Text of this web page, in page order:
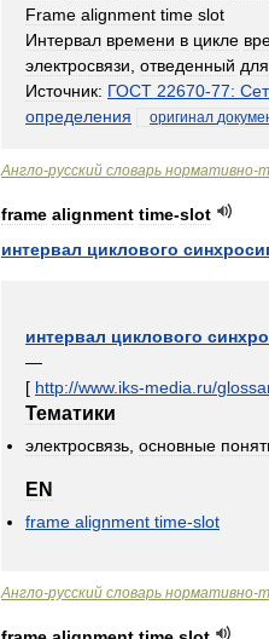
Frame alignment time slot
Интервал времени в цикле
электросвязи отведенный для
Источник: ГОСТ 22670-77:
определения
оригинал
Англо-русский словарь нормативно-
frame alignment time-slot
интервал циклового
интервал циклового
—
[ http://www. iks-media ru/
Тематики
электросвязь основные
EN
frame alignment time-slot
Англо-русский словарь нормативно-